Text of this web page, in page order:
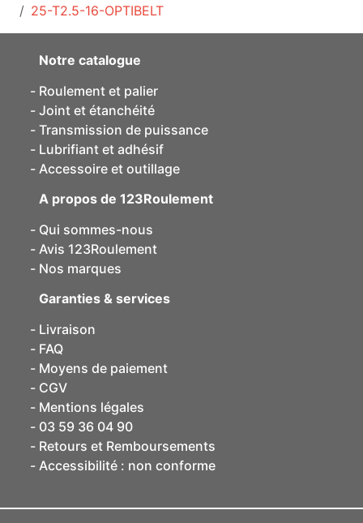
25-T2.5-16-OPTIBELT
Notre catalogue
Roulement et palier
Joint et étanchéité
Transmission de puissance
Lubrifiant et adhésif
Accessoire et outillage
A propos de 123Roulement
Qui sommes-nous
Avis 123Roulement
Nos marques
Garanties & services
Livraison
FAQ
Moyens de paiement
CGV
Mentions légales
03 59 36 04 90
Retours et Remboursements
Accessibilité : non conforme